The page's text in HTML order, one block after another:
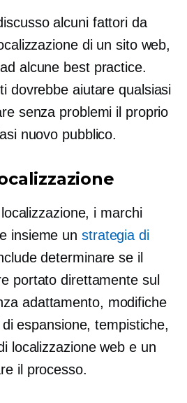
alcuni fattori da
di un sito web,
alcune best practice.
dovrebbe aiutare qualsiasi
senza problemi il proprio
nuovo pubblico.
i marchi
insieme un strategia di
determinare se il
portato direttamente sul
adattamento, modifiche
espansione, tempistiche,
localizzazione web e un
il processo.